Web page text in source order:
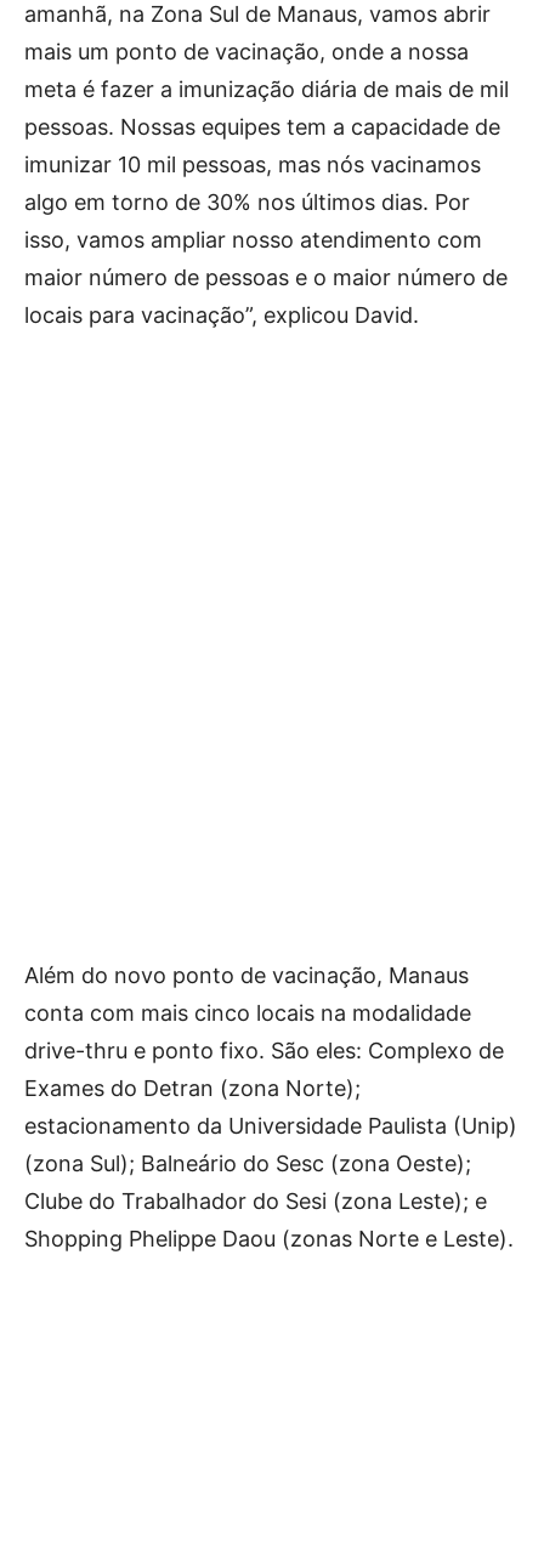
amanhã, na Zona Sul de Manaus, vamos abrir
mais um ponto de vacinação, onde a nossa
meta é fazer a imunização diária de mais de mil
pessoas. Nossas equipes tem a capacidade de
imunizar 10 mil pessoas, mas nós vacinamos
algo em torno de 30% nos últimos dias. Por
isso, vamos ampliar nosso atendimento com
maior número de pessoas e o maior número de
locais para vacinação”, explicou David.
Além do novo ponto de vacinação, Manaus
conta com mais cinco locais na modalidade
drive-thru e ponto fixo. São eles: Complexo de
Exames do Detran (zona Norte);
estacionamento da Universidade Paulista (Unip)
(zona Sul); Balneário do Sesc (zona Oeste);
Clube do Trabalhador do Sesi (zona Leste); e
Shopping Phelippe Daou (zonas Norte e Leste).